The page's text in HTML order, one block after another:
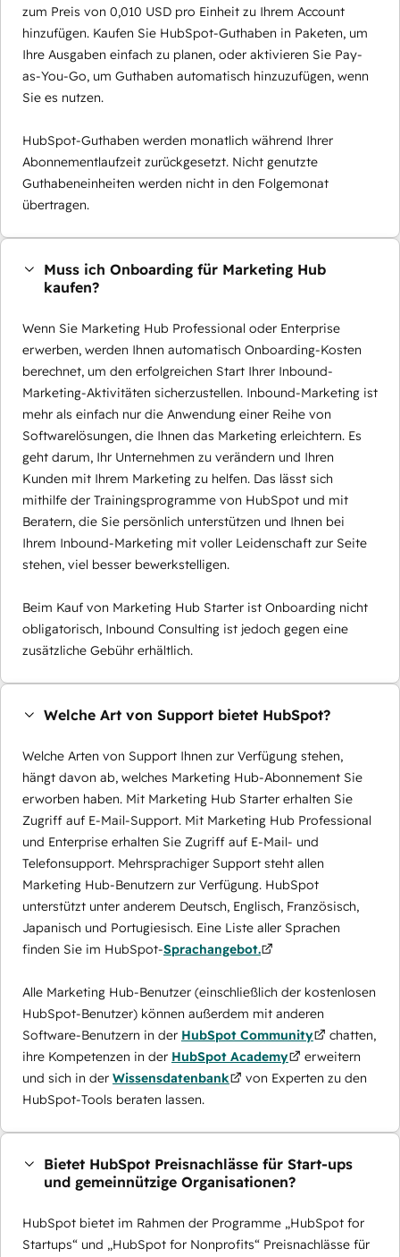
zum Preis von 0,010 USD pro Einheit zu Ihrem Account
hinzufügen. Kaufen Sie HubSpot-Guthaben in Paketen, um
Ihre Ausgaben einfach zu planen, oder aktivieren Sie Pay-
as-You-Go, um Guthaben automatisch hinzuzufügen, wenn
Sie es nutzen.
HubSpot-Guthaben werden monatlich während Ihrer
Abonnementlaufzeit zurückgesetzt. Nicht genutzte
Guthabeneinheiten werden nicht in den Folgemonat
übertragen.
Muss ich Onboarding für Marketing Hub
kaufen?
Wenn Sie Marketing Hub Professional oder Enterprise
erwerben, werden Ihnen automatisch Onboarding-Kosten
berechnet, um den erfolgreichen Start Ihrer Inbound-
Marketing-Aktivitäten sicherzustellen. Inbound-Marketing ist
mehr als einfach nur die Anwendung einer Reihe von
Softwarelösungen, die Ihnen das Marketing erleichtern. Es
geht darum, Ihr Unternehmen zu verändern und Ihren
Kunden mit Ihrem Marketing zu helfen. Das lässt sich
mithilfe der Trainingsprogramme von HubSpot und mit
Beratern, die Sie persönlich unterstützen und Ihnen bei
Ihrem Inbound-Marketing mit voller Leidenschaft zur Seite
stehen, viel besser bewerkstelligen.
Beim Kauf von Marketing Hub Starter ist Onboarding nicht
obligatorisch, Inbound Consulting ist jedoch gegen eine
zusätzliche Gebühr erhältlich.
Welche Art von Support bietet HubSpot?
Welche Arten von Support Ihnen zur Verfügung stehen,
hängt davon ab, welches Marketing Hub-Abonnement Sie
erworben haben. Mit Marketing Hub Starter erhalten Sie
Zugriff auf E-Mail-Support. Mit Marketing Hub Professional
und Enterprise erhalten Sie Zugriff auf E-Mail- und
Telefonsupport. Mehrsprachiger Support steht allen
Marketing Hub-Benutzern zur Verfügung. HubSpot
unterstützt unter anderem Deutsch, Englisch, Französisch,
Japanisch und Portugiesisch. Eine Liste aller Sprachen
finden Sie im HubSpot-Sprachangebot.
Alle Marketing Hub-Benutzer (einschließlich der kostenlosen
HubSpot-Benutzer) können außerdem mit anderen
Software-Benutzern in der HubSpot Community
chatten,
ihre Kompetenzen in der HubSpot Academy
erweitern
und sich in der Wissensdatenbank
von Experten zu den
HubSpot-Tools beraten lassen.
Bietet HubSpot Preisnachlässe für Start-ups
und gemeinnützige Organisationen?
HubSpot bietet im Rahmen der Programme „HubSpot for
Startups“ und „HubSpot for Nonprofits“ Preisnachlässe für